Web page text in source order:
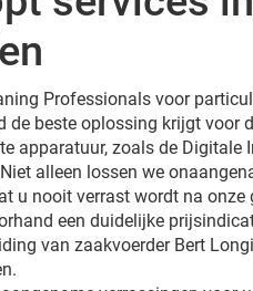
Professionals voor
de beste oplossing krijgt voor
apparatuur, zoals de Digitale
alleen lossen we
u nooit verrast wordt na onze
een duidelijke
van zaakvoerder Bert